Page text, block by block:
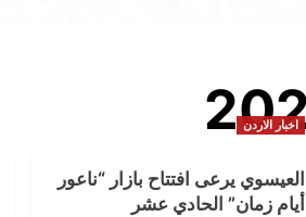
اخبار الاردن
العيسوي يرعى افتتاح بازار “ناعور
أيام زمان” الحادي عشر